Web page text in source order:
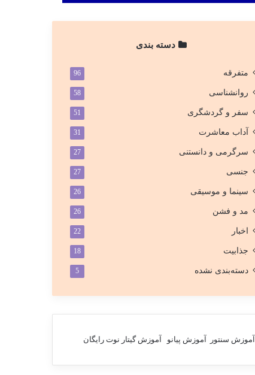
دسته بندی
متفرقه 96
روانشناسی 58
سفر و گردشگری 51
آداب معاشرت 31
سرگرمی و دانستنی 27
جنسی 27
سینما و موسیقی 26
مد و فشن 26
اخبار 22
جذابیت 18
دسته‌بندی نشده 5
آموزش سنتور آموزش پیانو آموزش گیتار نوت رایگان